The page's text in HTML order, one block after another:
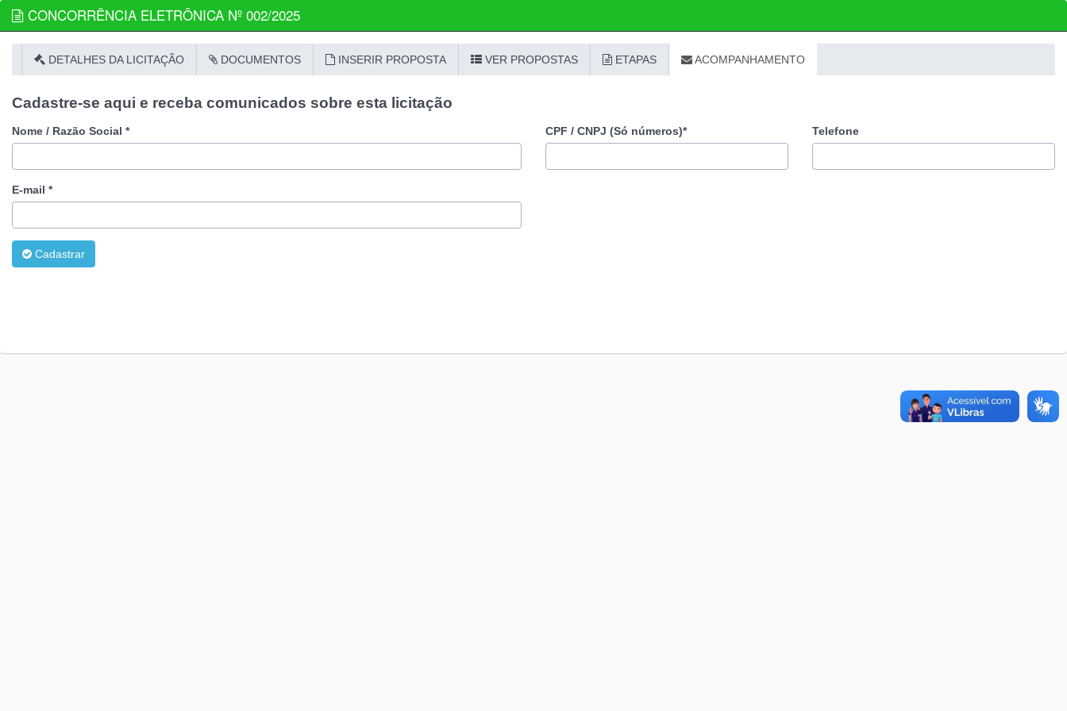
CONCORRÊNCIA ELETRÔNICA Nº 002/2025
DETALHES DA LICITAÇÃO DOCUMENTOS INSERIR PROPOSTA VER PROPOSTAS ETAPAS ACOMPANHAMENTO
Cadastre-se aqui e receba comunicados sobre esta licitação
Nome / Razão Social * CPF / CNPJ (Só números)* Telefone
E-mail *
Cadastrar